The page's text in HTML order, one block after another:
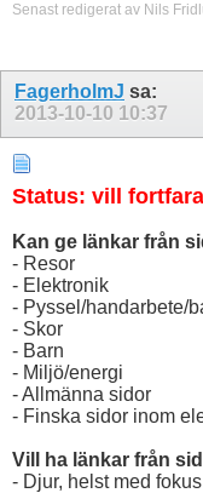
Senast redigerat av Nils
FagerholmJ sa:
2013-10-10 10:37
Status: vill
Kan ge länkar från
- Resor
- Elektronik
- Pyssel/handarbete/
- Skor
- Barn
- Miljö/energi
- Allmänna sidor
- Finska sidor inom
Vill ha länkar från
- Djur, helst med